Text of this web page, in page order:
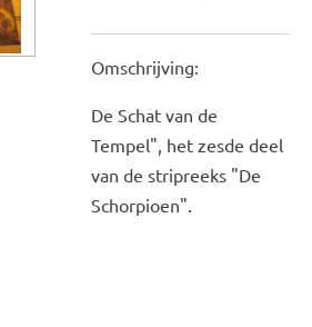
Omschrijving:
De Schat van de
Tempel", het zesde deel
van de stripreeks "De
Schorpioen".